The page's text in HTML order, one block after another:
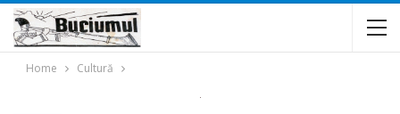
Home Cultură